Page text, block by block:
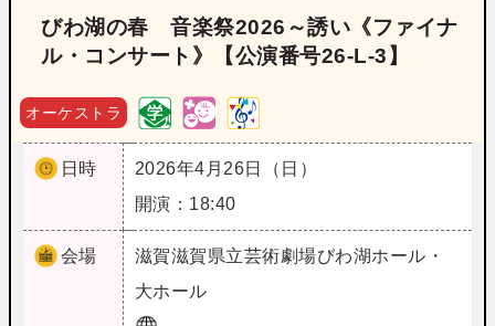
びわ湖の春 音楽祭2026～誘い《ファイナ
ル・コンサート》【公演番号26‐L‐3】
オーケストラ
日時
2026年4月26日（日）
開演：18:40
会場 滋賀滋賀県立芸術劇場びわ湖ホール・
大ホール